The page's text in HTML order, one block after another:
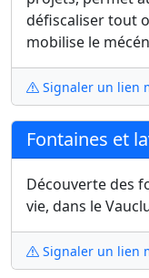
défiscaliser tout
mobilise le
Signaler un lien
Fontaines et
Découverte des
vie, dans le
Signaler un lien